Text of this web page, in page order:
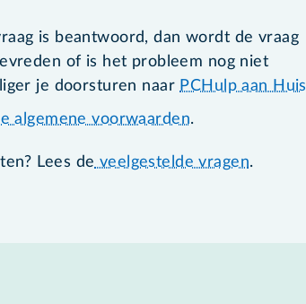
is beantwoord, dan wordt de vraag
of is het probleem nog niet
je doorsturen naar PCHulp aan Huis
algemene voorwaarden.
Lees de veelgestelde vragen.